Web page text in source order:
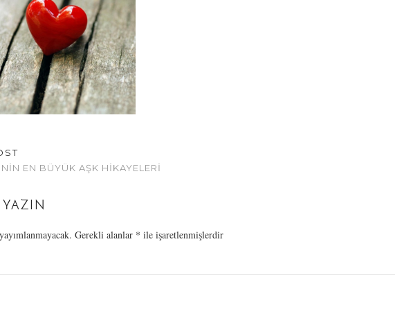
EN BÜYÜK AŞK HIKAYELERI
YAZIN
Gerekli alanlar * ile işaretlenmişlerdir